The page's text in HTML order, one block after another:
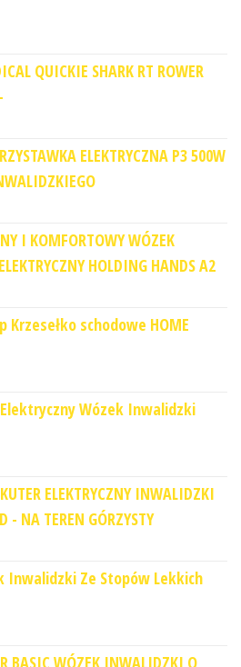
QUICKIE SHARK RT ROWER
ELEKTRYCZNA P3 500W
I KOMFORTOWY WÓZEK
HOLDING HANDS A2
Krzesełko schodowe HOME
Wózek Inwalidzki
ELEKTRYCZNY INWALIDZKI
- NA TEREN GÓRZYSTY
Inwalidzki Ze Stopów Lekkich